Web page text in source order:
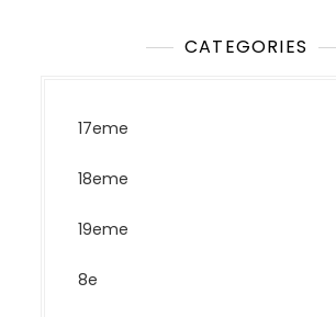
CATEGORIES
17eme
18eme
19eme
8e